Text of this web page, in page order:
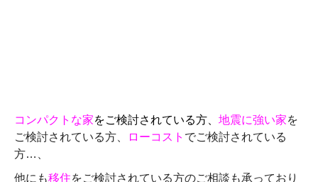
コンパクトな家をご検討されている方、 地震に強い家を
ご検討されている方、
ローコスト でご検討されている
方…、
他にも移住をご検討されている方のご相談も承っており